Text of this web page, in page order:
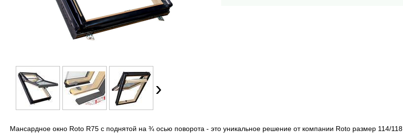
›
Мансардное окно Roto R75 с поднятой на ¾ осью поворота - это уникальное решение от компании Roto размер 114/118